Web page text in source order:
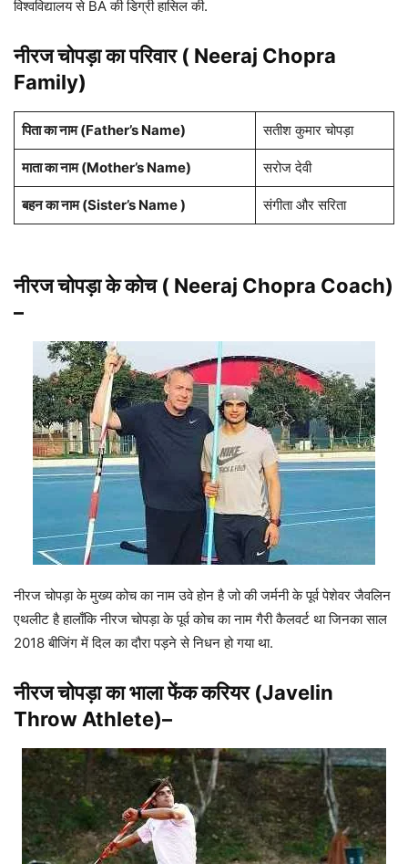
विश्वविद्यालय से BA की डिग्री हासिल की.
नीरज चोपड़ाका परिवार ( Neeraj Chopra
Family)
पिता का नाम (Father’s Name) सतीश कुमार चोपड़ा
माता का नाम (Mother’s Name) सरोज देवी
बहन का नाम (Sister’s Name ) संगीता और सरिता
नीरज चोपड़ा के कोच ( Neeraj Chopra Coach)
–
नीरज चोपड़ा के मुख्य कोच का नाम उवे होन है जो की जर्मनी के पूर्व पेशेवर जैवलिन
एथलीट है हालाँकि नीरज चोपड़ा के पूर्व कोच का नाम गैरी कैलवर्ट था जिनका साल
2018 बीजिंग में दिल का दौरा पड़ने से निधन हो गया था.
नीरज चोपड़ा काभाला फेंककरियर (Javelin
Throw Athlete)–